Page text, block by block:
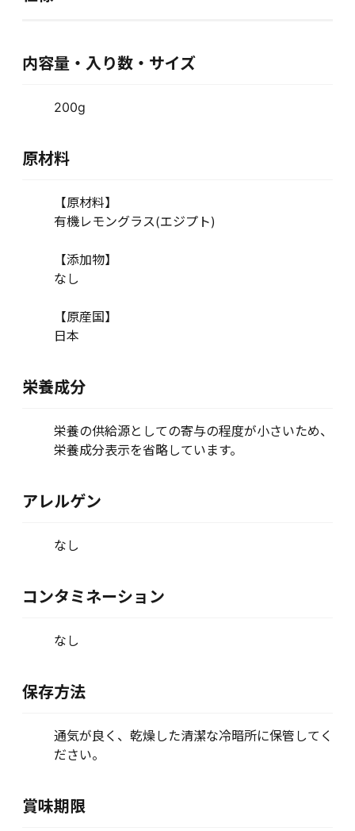
内容量・入り数・サイズ
200g
原材料
【原材料】
有機レモングラス(エジプト)
【添加物】
なし
【原産国】
日本
栄養成分
栄養の供給源としての寄与の程度が小さいため、
栄養成分表示を省略しています。
アレルゲン
なし
コンタミネーション
なし
保存方法
通気が良く、乾燥した清潔な冷暗所に保管してく
ださい。
賞味期限